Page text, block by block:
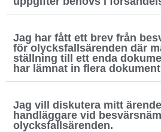
Jag har fått ett brev från
för olycksfallsärenden där
ställning till ett enda
har lämnat in flera
Jag vill diskutera mitt
handläggare vid
olycksfallsärenden.